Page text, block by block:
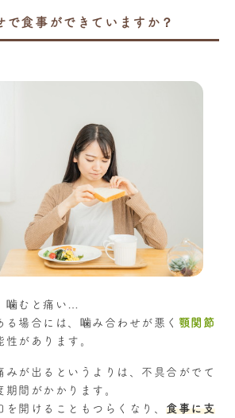
で食事ができていますか？
噛むと痛い…
る場合には、噛み合わせが悪く 顎関節
性があります。
みが出るというよりは、不具合がでて
期間がかかります。
を開けることもつらくなり、 食事に支